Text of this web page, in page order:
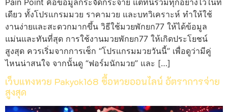
Pain Point คือข้อมูลกระจัดกระจาย แต่ที่นี่รวมทุกอย่างไว้ในที่
เดียว ทั้งโปรแกรมมวย ราคามวย และบทวิเคราะห์ ทำให้ใช้
งานง่ายและสะดวกมากขึ้น วิธีใช้มวยพักยก77 ให้ได้ข้อมูล
แม่นและทันที่สุด การใช้งานมวยพักยก77 ให้เกิดประโยชน์
สูงสุด ควรเริ่มจากการเช็ก “โปรแกรมมวยวันนี้” เพื่อดูว่ามีคู่
ไหนน่าสนใจ จากนั้นดู “ฟอร์มนักมวย” และ […]
เว็บแทงหวย Pakyok168 ซื้อหวยออนไลน์ อัตราการจ่าย
สูงสุด